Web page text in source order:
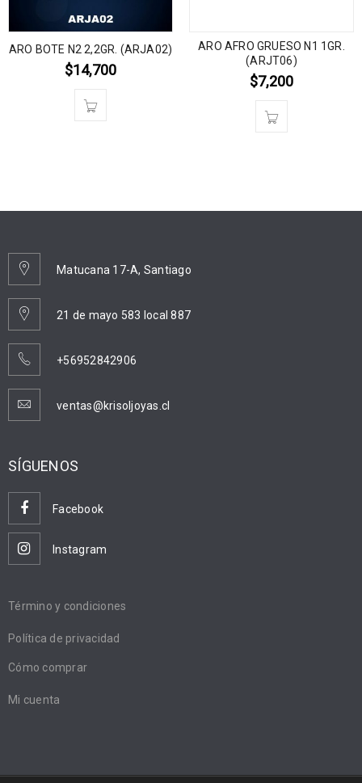
ARO BOTE N2 2,2GR. (ARJA02)
$14,700
ARO AFRO GRUESO N1 1GR.
(ARJT06)
$7,200
Matucana 17-A, Santiago
21 de mayo 583 local 887
+56952842906
ventas@krisoljoyas.cl
SÍGUENOS
Facebook
Instagram
Término y condiciones
Política de privacidad
Cómo comprar
Mi cuenta